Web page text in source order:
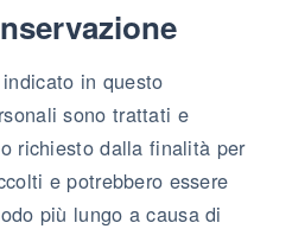
in questo
sono trattati e
richiesto dalla finalità per
e potrebbero essere
più lungo a causa di